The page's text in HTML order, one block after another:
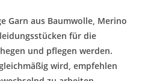
Garn aus Baumwolle, Merino
für die
und pflegen werden.
wird, empfehlen